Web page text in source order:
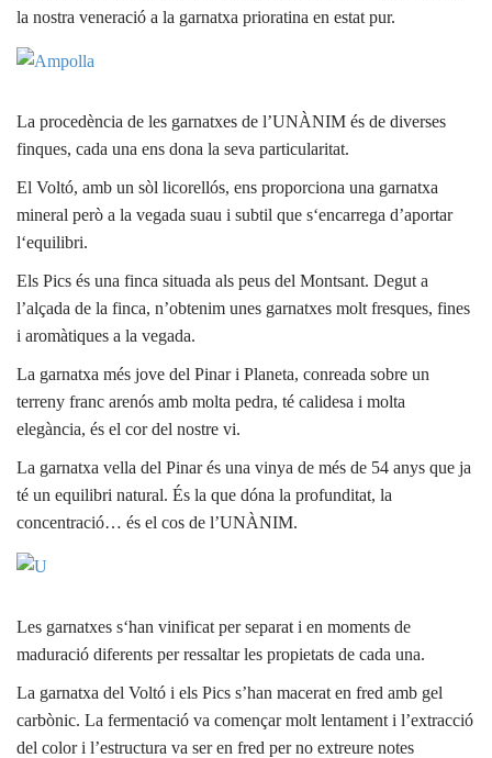
la nostra veneració a la garnatxa prioratina en estat pur.
La procedència de les garnatxes de l’UNÀNIM és de diverses
finques, cada una ens dona la seva particularitat.
El Voltó, amb un sòl licorellós, ens proporciona una garnatxa
mineral però a la vegada suau i subtil que s‘encarrega d’aportar
l‘equilibri.
Els Pics és una finca situada als peus del Montsant. Degut a
l’alçada de la finca, n’obtenim unes garnatxes molt fresques, fines
i aromàtiques a la vegada.
La garnatxa més jove del Pinar i Planeta, conreada sobre un
terreny franc arenós amb molta pedra, té calidesa i molta
elegància, és el cor del nostre vi.
La garnatxa vella del Pinar és una vinya de més de 54 anys que ja
té un equilibri natural. És la que dóna la profunditat, la
concentració… és el cos de l’UNÀNIM.
Les garnatxes s‘han vinificat per separat i en moments de
maduració diferents per ressaltar les propietats de cada una.
La garnatxa del Voltó i els Pics s’han macerat en fred amb gel
carbònic. La fermentació va començar molt lentament i l’extracció
del color i l’estructura va ser en fred per no extreure notes